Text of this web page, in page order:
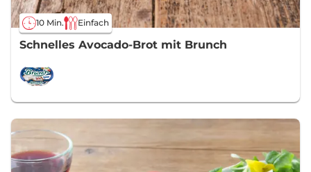
10 Min. Einfach
Schnelles Avocado-Brot mit Brunch